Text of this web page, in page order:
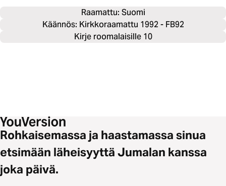
Raamattu: Suomi
Käännös: Kirkkoraamattu 1992 - FB92
Kirje roomalaisille 10
Rohkaisemassa ja haastamassa sinua
etsimään läheisyyttä Jumalan kanssa
joka päivä.